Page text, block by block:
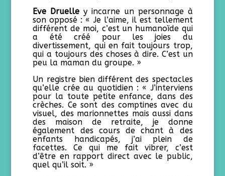
Eve Druelle y incarne un personnage à
son opposé : « Je l’aime, il est tellement
différent de moi, c’est un humanoïde qui
a été créé pour les joies du
divertissement, qui en fait toujours trop,
qui a toujours des choses à dire. C’est un
peu la maman du groupe. »
Un registre bien différent des spectacles
qu’elle crée au quotidien : « J’interviens
pour la toute petite enfance, dans des
crèches. Ce sont des comptines avec du
visuel, des marionnettes mais aussi dans
des maison de retraite, je donne
également des cours de chant à des
enfants handicapés, j’ai plein de
facettes. Ce qui me fait vibrer, c’est
d’être en rapport direct avec le public,
quel qu’il soit. »